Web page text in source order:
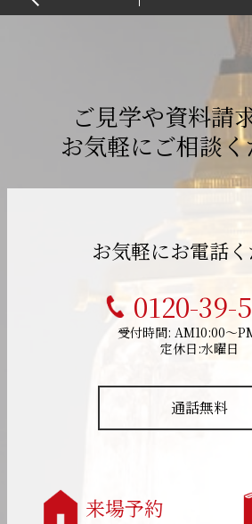
ご見学や資料請
お気軽にご相談く
お気軽にお電話
0120-39-
受付時間: AM10:00～
定休日:水曜日
通話無料
来場予約